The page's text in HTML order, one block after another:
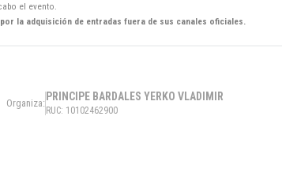
el evento.
la adquisición de entradas fuera de sus canales oficiales.
Organiza:
PRINCIPE BARDALES YERKO VLADIMIR
RUC: 10102462900